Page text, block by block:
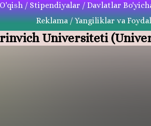
O'qish / Stipendiyalar / Davlatlar
Reklama / Yangiliklar va
Universiteti